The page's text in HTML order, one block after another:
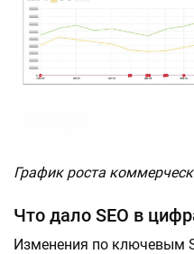
График роста
Что дало SEO в
Изменения по ключевым